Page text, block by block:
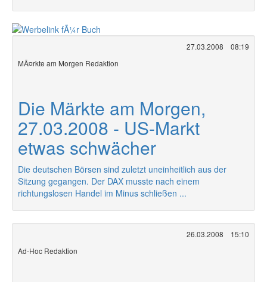
27.03.2008
08:19
MÃ¤rkte am Morgen Redaktion
Die Märkte am Morgen,
27.03.2008 - US-Markt
etwas schwächer
Die deutschen Börsen sind zuletzt uneinheitlich aus der
Sitzung gegangen. Der DAX musste nach einem
richtungslosen Handel im Minus schließen ...
26.03.2008
15:10
Ad-Hoc Redaktion